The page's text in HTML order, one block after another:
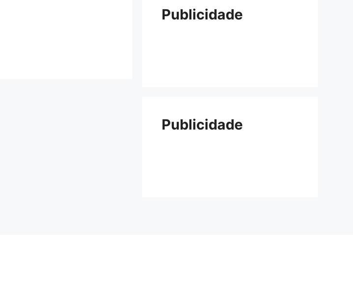
Publicidade
Publicidade